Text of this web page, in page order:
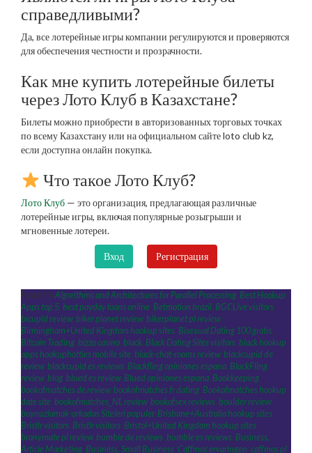
справедливыми?
Да, все лотерейные игры компании регулируются и проверяются
для обеспечения честности и прозрачности.
Как мне купить лотерейные билеты
через Лото Клуб в Казахстане?
Билеты можно приобрести в авторизованных торговых точках
по всему Казахстану или на официальном сайте loto club kz,
если доступна онлайн покупка.
Что такое Лото Клуб?
Лото Клуб — это организация, предлагающая различные
лотерейные игры, включая популярные розыгрыши и
мгновенные лотереи.
Вход Регистрация
Posted in Algorithms and Architectures for Parallel Processing, Best Hookup
Apps top 5, best payday loans online, Betmotion brazil, BGCLive visitors,
bicupid review, biker planet review, bikerplanet pl review,
Birmingham+United Kingdom hookup sites, Bisexual Dating 100 gratis,
Bitcoin Trading, bizzo casino, black, Black Dating Sites visitors, black hookup
apps hookuphotties mobile site, black-chat-rooms review, blackcupid de
review, blackcupid es reviews, Blackfling opiniones espana, BlackFling
review, blog, blued es review, Blued opiniones espana, Bookkeeping,
bookofmatches de review, bookofmatches fr dating, Bookofmatches hookup
date site, bookofmatches_NL review, bookofsex reviews, boulder review,
boynuzlamak-arkadas Siteleri populer, Brisbane+Australia hookup sites,
Bristlr visitors, Bristlr visitors, Bristol+United Kingdom hookup sites,
bronymate pl review, bumble de reviews, bumble es reviews, Business,
Article Marketing, Business, Small Business, Caffmos ervaringen, caffmos pl